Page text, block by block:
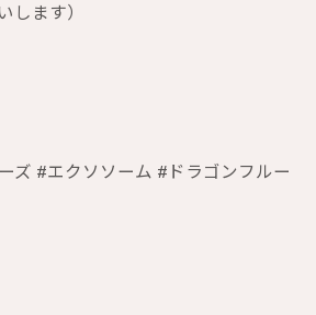
します）
ズ #エクソソーム #ドラゴンフルー